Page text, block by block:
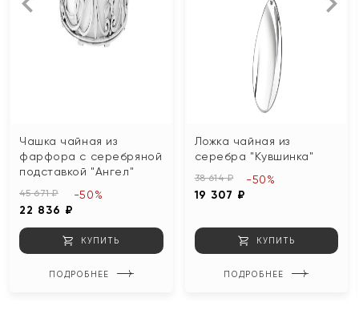
Чашка чайная из
фарфора с серебряной
подставкой "Ангел"
45 671 ₽
22 836 ₽
-50%
КУПИТЬ
ПОДРОБНЕЕ
Ложка чайная из
серебра "Кувшинка"
38 614 ₽
19 307 ₽
-50%
КУПИТЬ
ПОДРОБНЕЕ